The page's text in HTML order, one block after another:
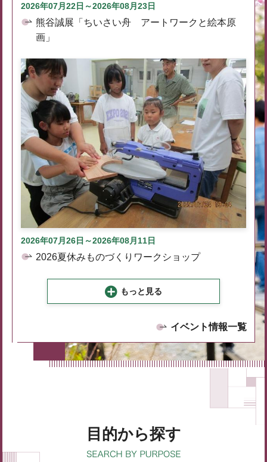
2026年07月22日～2026年08月23日
熊谷誠展「ちいさい舟 アートワークと絵本原
画」
2026年07月26日～2026年08月11日
2026夏休みものづくりワークショップ
もっと見る
イベント情報一覧
目的から探す